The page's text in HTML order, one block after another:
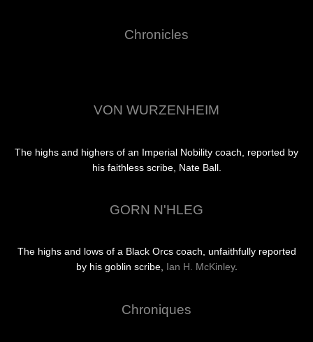
Chronicles
VON WURZENHEIM
The highs and highers of an Imperial Nobility coach, reported by
his faithless scribe, Nate Ball.
GORN N'HLEG
The highs and lows of a Black Orcs coach, unfaithfully reported
by his goblin scribe, Ian H. McKinley.
Chroniques